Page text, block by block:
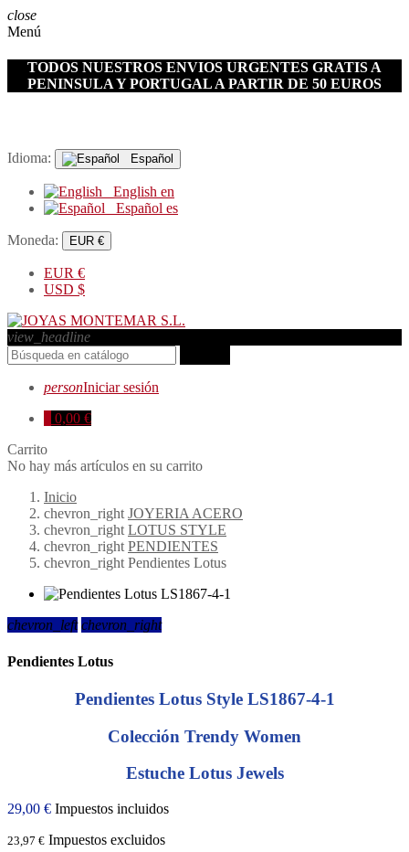
close
Menú
TODOS NUESTROS ENVIOS URGENTES GRATIS A
PENINSULA Y PORTUGAL A PARTIR DE 50 EUROS
Idioma: Español
English en
Español es
Moneda: EUR €
EUR €
USD $
view_headline
personIniciar sesión
0,00 €
Carrito
No hay más artículos en su carrito
Inicio
chevron_right JOYERIA ACERO
chevron_right LOTUS STYLE
chevron_right PENDIENTES
chevron_right Pendientes Lotus
chevron_left chevron_right
Pendientes Lotus
Pendientes Lotus Style LS1867-4-1
Colección Trendy Women
Estuche Lotus Jewels
29,00 € Impuestos incluidos
23,97 € Impuestos excluidos